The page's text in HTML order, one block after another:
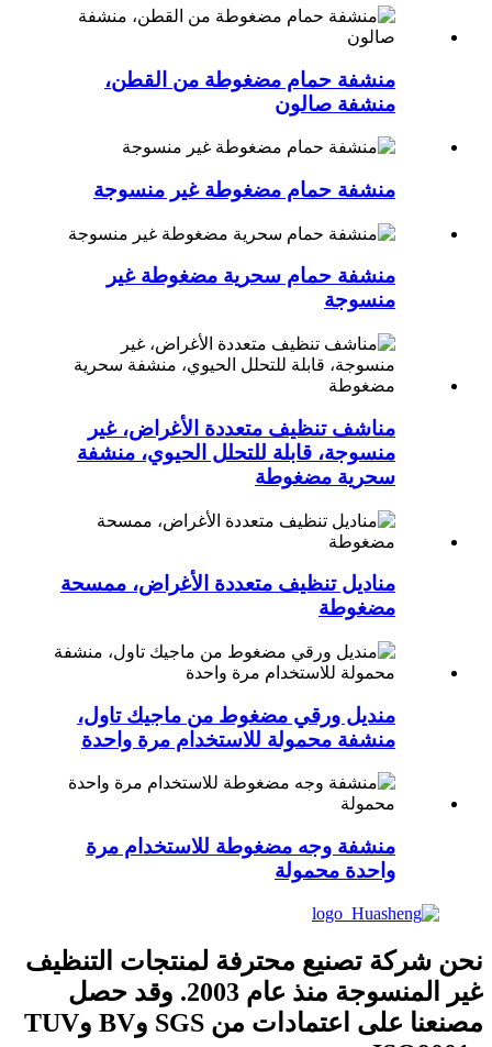
منشفة حمام مضغوطة من القطن،
منشفة صالون
منشفة حمام مضغوطة غير منسوجة
منشفة حمام سحرية مضغوطة غير
منسوجة
مناشف تنظيف متعددة الأغراض، غير
منسوجة، قابلة للتحلل الحيوي، منشفة
سحرية مضغوطة
مناديل تنظيف متعددة الأغراض، ممسحة
مضغوطة
منديل ورقي مضغوط من ماجيك تاول،
منشفة محمولة للاستخدام مرة واحدة
منشفة وجه مضغوطة للاستخدام مرة
واحدة محمولة
نحن شركة تصنيع محترفة لمنتجات التنظيف
غير المنسوجة منذ عام 2003. وقد حصل
مصنعنا على اعتمادات من SGS وBV وTUV